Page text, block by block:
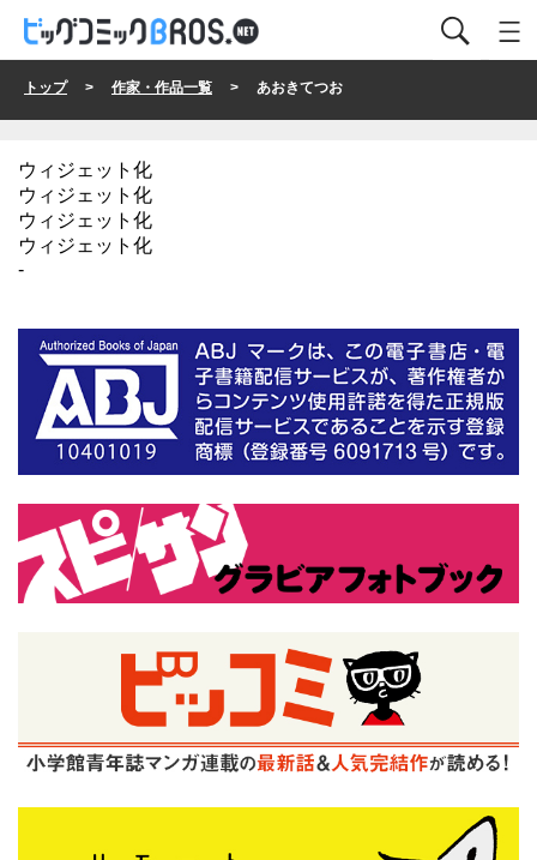
トップ> 作家・作品一覧 > あおきてつお
ウィジェット化
ウィジェット化
ウィジェット化
ウィジェット化
-